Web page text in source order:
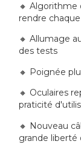
🔸
rendre
🔸 Allumage
des tests
🔸 Poignée
🔸 Oculaires
praticité
🔸 Nouveau
grande